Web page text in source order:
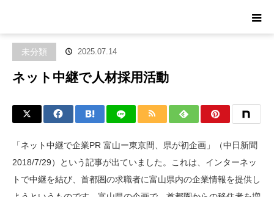
未分類 2025.07.14
ネット中継で人材採用活動
「ネット中継で企業PR 富山ー東京間、県が初企画」（中日新聞
2018/7/29）という記事が出ていました。これは、インターネッ
トで中継を結び、首都圏の求職者に富山県内の企業情報を提供し